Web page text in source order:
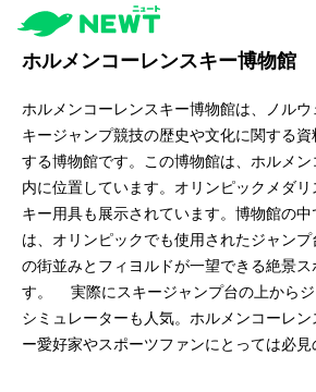
ホルメンコーレンスキー博物館
ホルメンコーレンスキー博物館は、ノル
キージャンプ競技の歴史や文化に関する
する博物館です。この博物館は、ホルメ
内に位置しています。オリンピックメダ
キー用具も展示されています。博物館の
は、オリンピックでも使用されたジャン
の街並みとフィヨルドが一望できる絶景ス
す。 実際にスキージャンプ台の上からジ
シミュレーターも人気。ホルメンコーレ
ー愛好家やスポーツファンにとっては必見